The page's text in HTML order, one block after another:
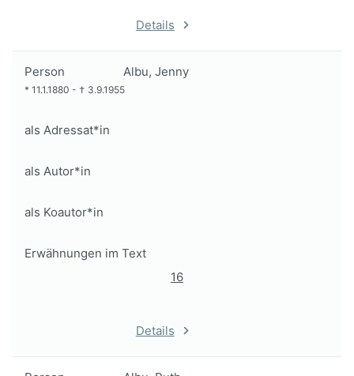
Details
Person Albu, Jenny
* 11.1.1880 - † 3.9.1955
als Adressat*in
als Autor*in
als Koautor*in
Erwähnungen im Text
16
Details